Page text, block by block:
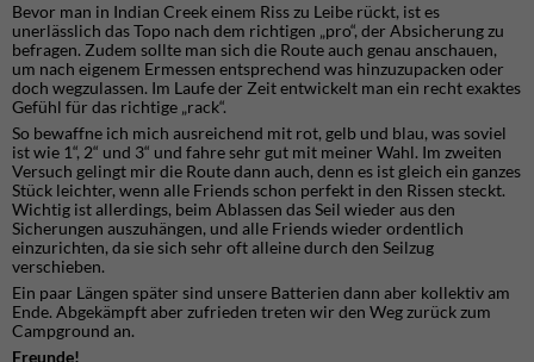
Bevor man in Indian Creek einem Riss zu Leibe rückt, ist es
unerlässlich das Topo nach dem richtigen „pro“, der Absicherung zu
befragen. Zudem sollte man sich die Route auch genau anschauen,
um nach eigenem Ermessen entsprechend was hinzuzupacken oder
doch wegzulassen. Im Laufe der Zeit entwickelt man ein recht exaktes
Gefühl für das richtige „rack“.
So bewaffne ich mich ausreichend mit rot, gelb und blau, was soviel
ist wie 1“, 2“ und 3“ und fahre sehr gut mit meiner Wahl. Im zweiten
Versuch gelingt mir die Route dann auch, denn es ist gleich ein ganzes
Stück leichter, wenn alle Friends schon perfekt in den Rissen steckt.
Wichtig ist allerdings, beim Ablassen das Seil wieder aus den
Sicherungen auszuhängen, und alle Friends wieder ordentlich
einzurichten, da sie sich sehr oft alleine durch den Seilzug
verschieben.
Ein paar Längen später sind unsere Batterien dann aber kollektiv am
Ende. Abgekämpft aber zufrieden treten wir den Weg zurück zum
Campground an.
Freunde!